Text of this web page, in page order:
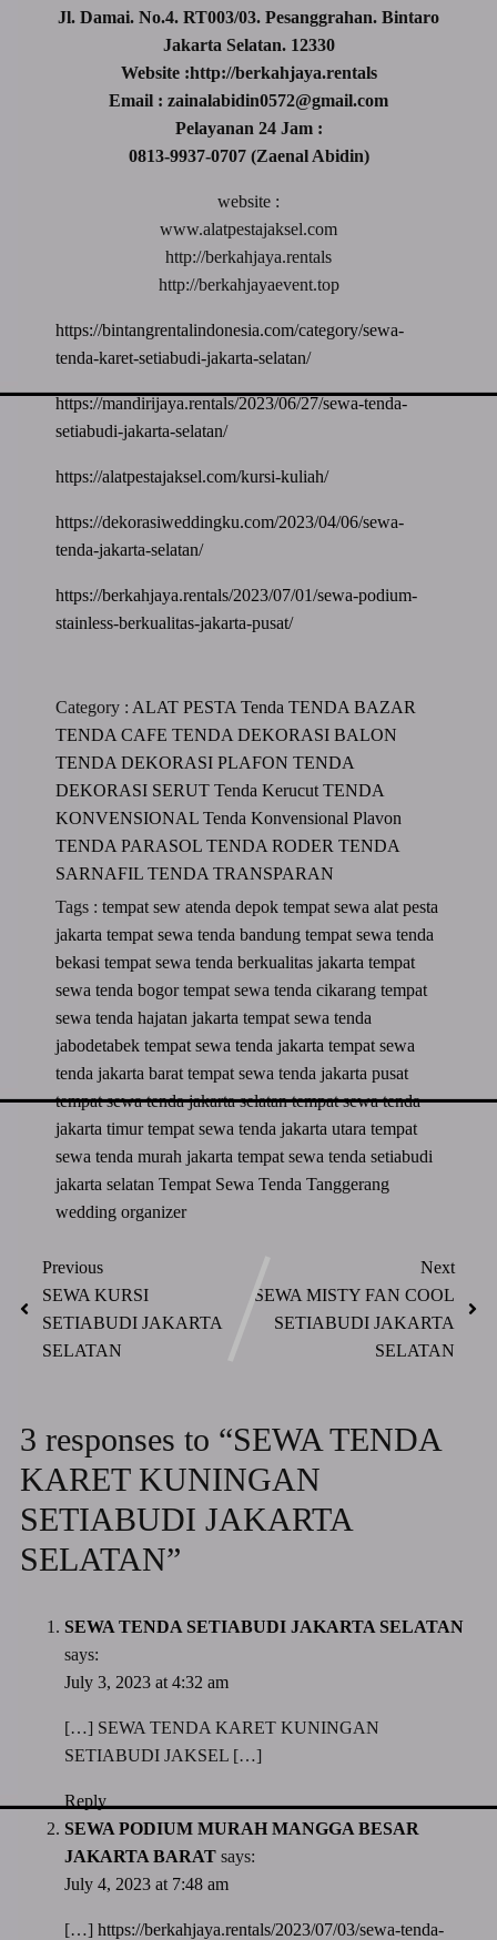
Jl. Damai. No.4. RT003/03. Pesanggrahan. Bintaro
Jakarta Selatan. 12330
Website :http://berkahjaya.rentals
Email : zainalabidin0572@gmail.com
Pelayanan 24 Jam :
0813-9937-0707 (Zaenal Abidin)
website :
www.alatpestajaksel.com
http://berkahjaya.rentals
http://berkahjayaevent.top
https://bintangrentalindonesia.com/category/sewa-
tenda-karet-setiabudi-jakarta-selatan/
https://mandirijaya.rentals/2023/06/27/sewa-tenda-
setiabudi-jakarta-selatan/
https://alatpestajaksel.com/kursi-kuliah/
https://dekorasiweddingku.com/2023/04/06/sewa-
tenda-jakarta-selatan/
https://berkahjaya.rentals/2023/07/01/sewa-podium-
stainless-berkualitas-jakarta-pusat/
Category : ALAT PESTATendaTENDA BAZAR
TENDA CAFETENDA DEKORASI BALON
TENDA DEKORASI PLAFONTENDA
DEKORASI SERUTTenda KerucutTENDA
KONVENSIONALTenda Konvensional Plavon
TENDA PARASOLTENDA RODERTENDA
SARNAFILTENDA TRANSPARAN
Tags : tempat sew atenda depoktempat sewa alat pesta
jakartatempat sewa tenda bandungtempat sewa tenda
bekasitempat sewa tenda berkualitas jakartatempat
sewa tenda bogortempat sewa tenda cikarangtempat
sewa tenda hajatan jakartatempat sewa tenda
jabodetabektempat sewa tenda jakartatempat sewa
tenda jakarta barattempat sewa tenda jakarta pusat
tempat sewa tenda jakarta selatantempat sewa tenda
jakarta timurtempat sewa tenda jakarta utaratempat
sewa tenda murah jakartatempat sewa tenda setiabudi
jakarta selatanTempat Sewa Tenda Tanggerang
wedding organizer
Previous
SEWA KURSI
SETIABUDI JAKARTA
SELATAN
Next
SEWA MISTY FAN COOL
SETIABUDI JAKARTA
SELATAN
3 responses to “SEWA TENDA
KARET KUNINGAN
SETIABUDI JAKARTA
SELATAN”
SEWA TENDA SETIABUDI JAKARTA SELATAN
says:
July 3, 2023 at 4:32 am
[…] SEWA TENDA KARET KUNINGAN
SETIABUDI JAKSEL […]
Reply
SEWA PODIUM MURAH MANGGA BESAR
JAKARTA BARAT says:
July 4, 2023 at 7:48 am
[…] https://berkahjaya.rentals/2023/07/03/sewa-tenda-